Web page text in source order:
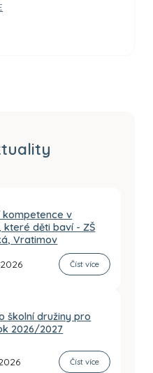
kompetence v
které děti baví - ZŠ
Vratimov
Číst více
školní družiny pro
2026/2027
Číst více